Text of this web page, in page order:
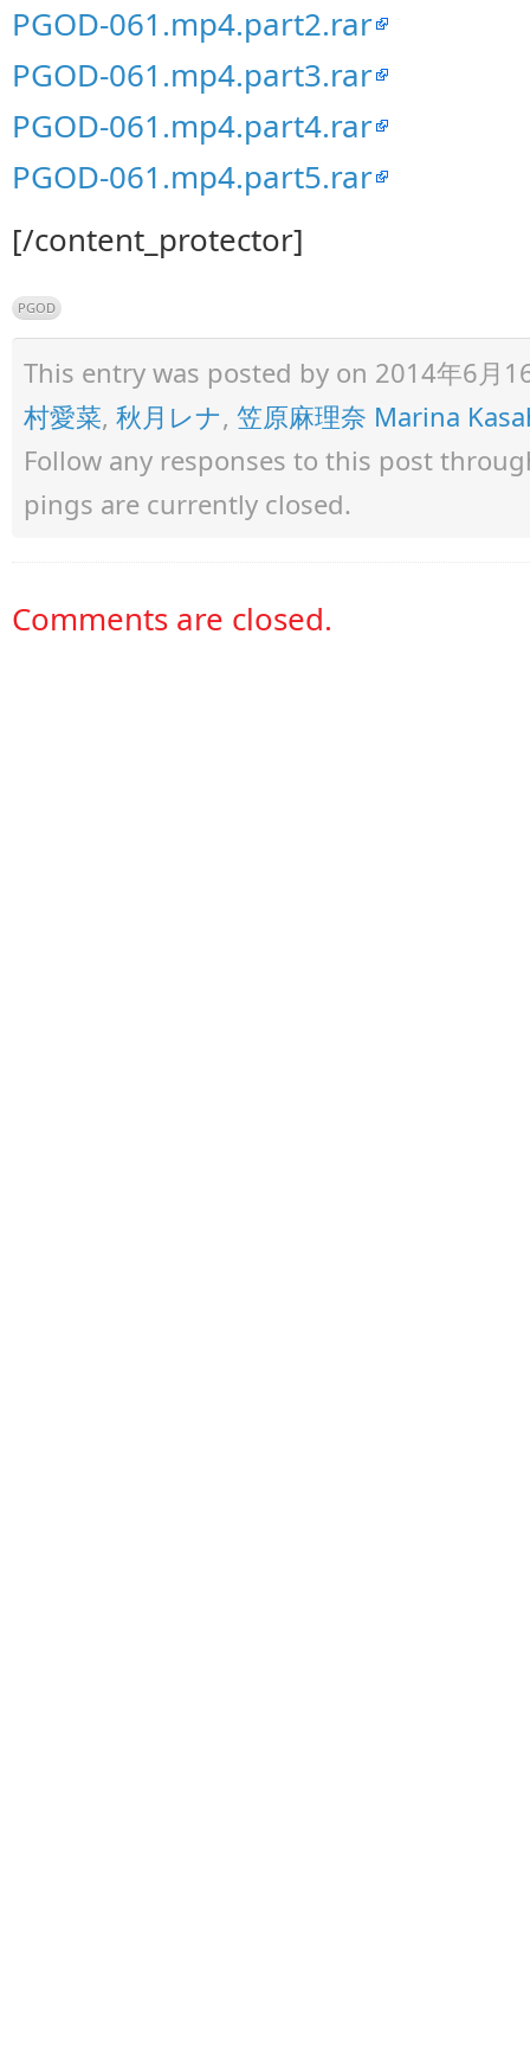
PGOD-061.mp4.part2.rar
PGOD-061.mp4.part3.rar
PGOD-061.mp4.part4.rar
PGOD-061.mp4.part5.rar
[/content_protector]
PGOD
This entry was posted by on 2014年6月
村愛菜, 秋月レナ, 笠原麻理奈 Marina
Follow any responses to this post
pings are currently closed.
Comments are closed.